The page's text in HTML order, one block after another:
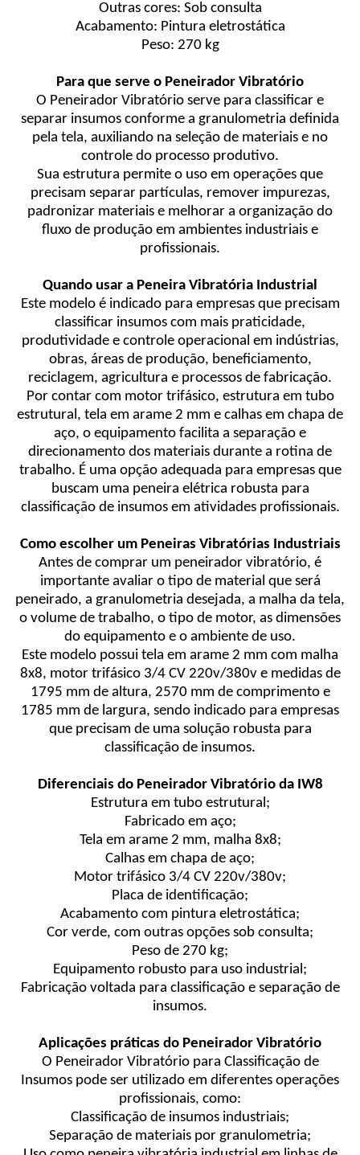
Outras cores: Sob consulta
Acabamento: Pintura eletrostática
Peso: 270 kg
Para que serve o Peneirador Vibratório
O Peneirador Vibratório serve para classificar e
separar insumos conforme a granulometria definida
pela tela, auxiliando na seleção de materiais e no
controle do processo produtivo.
Sua estrutura permite o uso em operações que
precisam separar partículas, remover impurezas,
padronizar materiais e melhorar a organização do
fluxo de produção em ambientes industriais e
profissionais.
Quando usar a Peneira Vibratória Industrial
Este modelo é indicado para empresas que precisam
classificar insumos com mais praticidade,
produtividade e controle operacional em indústrias,
obras, áreas de produção, beneficiamento,
reciclagem, agricultura e processos de fabricação.
Por contar com motor trifásico, estrutura em tubo
estrutural, tela em arame 2 mm e calhas em chapa de
aço, o equipamento facilita a separação e
direcionamento dos materiais durante a rotina de
trabalho. É uma opção adequada para empresas que
buscam uma peneira elétrica robusta para
classificação de insumos em atividades profissionais.
Como escolher um Peneiras Vibratórias Industriais
Antes de comprar um peneirador vibratório, é
importante avaliar o tipo de material que será
peneirado, a granulometria desejada, a malha da tela,
o volume de trabalho, o tipo de motor, as dimensões
do equipamento e o ambiente de uso.
Este modelo possui tela em arame 2 mm com malha
8x8, motor trifásico 3/4 CV 220v/380v e medidas de
1795 mm de altura, 2570 mm de comprimento e
1785 mm de largura, sendo indicado para empresas
que precisam de uma solução robusta para
classificação de insumos.
Diferenciais do Peneirador Vibratório da IW8
Estrutura em tubo estrutural;
Fabricado em aço;
Tela em arame 2 mm, malha 8x8;
Calhas em chapa de aço;
Motor trifásico 3/4 CV 220v/380v;
Placa de identificação;
Acabamento com pintura eletrostática;
Cor verde, com outras opções sob consulta;
Peso de 270 kg;
Equipamento robusto para uso industrial;
Fabricação voltada para classificação e separação de
insumos.
Aplicações práticas do Peneirador Vibratório
O Peneirador Vibratório para Classificação de
Insumos pode ser utilizado em diferentes operações
profissionais, como:
Classificação de insumos industriais;
Separação de materiais por granulometria;